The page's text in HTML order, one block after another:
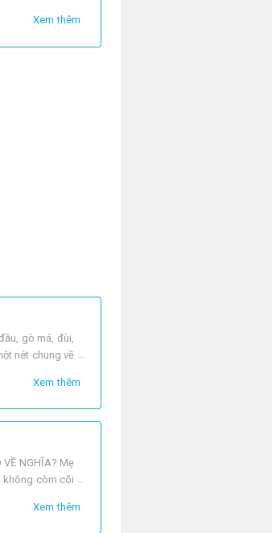
Xem thêm
gò má, đùi,
nét chung về
Xem thêm
VỀ NGHĨA? Mẹ
không còm cõi
Xem thêm